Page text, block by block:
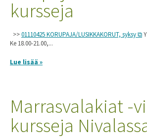
kursseja
>>01110425 KORUPAJA/LUSIKKAKORUT, syksy
Ke 18.00-21.00,...
Lue lisää »
Marrasvalakiat -
kursseja